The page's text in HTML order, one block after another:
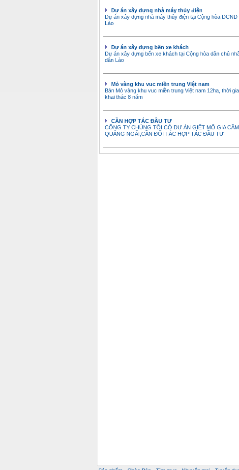
Dự án xây dựng nhà máy thủy điện
Dự án xây dựng nhà máy thủy điện tại Cộng hòa DCND
Lào
Dự án xây dựng bến xe khách
Dự án xây dựng bến xe khách tại Cộng hòa dân chủ
dân Lào
Mỏ vàng khu vuc miền trung Việt nam
Bán Mỏ vàng khu vuc miền trung Việt nam 12ha, thời
khai thác 8 năm
CẦN HỢP TÁC ĐẦU TƯ
CÔNG TY CHÚNG TÔI CÓ DỰ ÁN GIẾT MỔ GIA
QUẢNG NGÃI,CẦN ĐỐI TÁC HỢP TÁC ĐẦU TƯ